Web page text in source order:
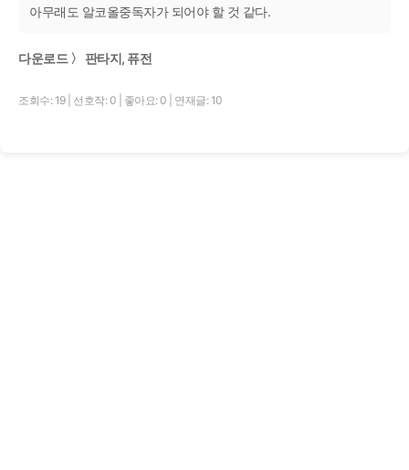
아무래도 알코올중독자가 되어야 할 것 같다.
다운로드 〉 판타지, 퓨전
조회수: 19 선호작: 0 좋아요: 0 연재글: 10